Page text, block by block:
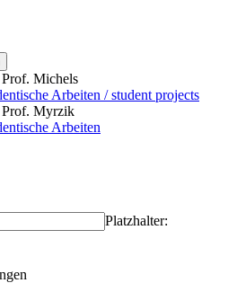
Michels
Arbeiten / student projects
Myrzik
Arbeiten
Platzhalter: